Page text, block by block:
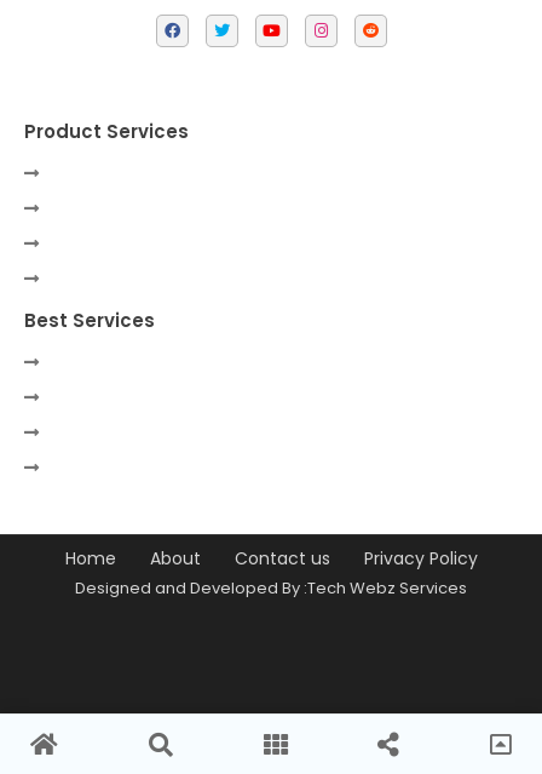
Product Services
Best Services
Home About Contact us Privacy Policy
Designed and Developed By :Tech Webz Services